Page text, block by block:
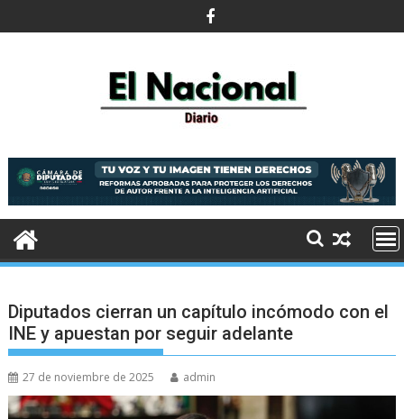
al
Diputados cierran un capítulo incómodo con el
INE y apuestan por seguir adelante
27 de noviembre de 2025 admin